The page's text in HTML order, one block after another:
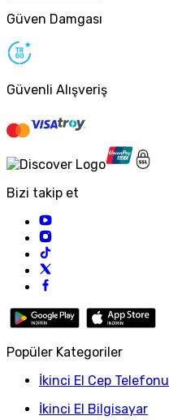
Güven Damgası
Güvenli Alışveriş
Bizi takip et
Popüler Kategoriler
İkinci El Cep Telefonu
İkinci El Bilgisayar